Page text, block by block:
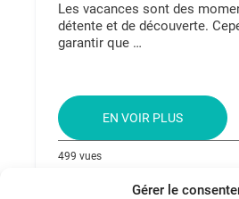
Gérer le
Les vacances sont des
détente et de découverte.
garantir que …
EN VOIR PLUS
499 vues